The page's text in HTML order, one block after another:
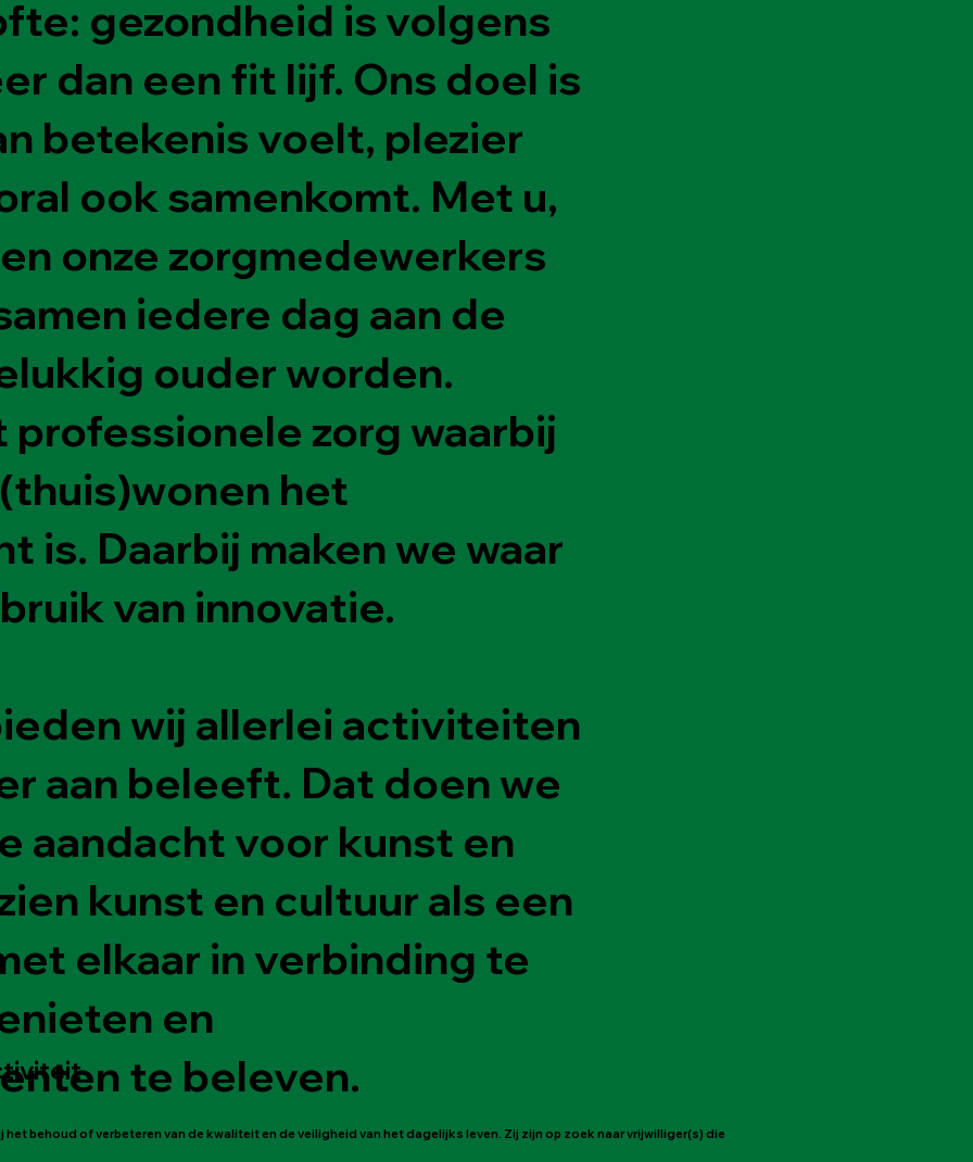
gezondheid is volgens
dan een fit lijf. Ons doel is
betekenis voelt, plezier
ook samenkomt. Met u,
onze zorgmedewerkers
iedere dag aan de
ouder worden.
zorg waarbij
het
is. Daarbij maken we waar
van innovatie.
wij allerlei activiteiten
aan beleeft. Dat doen we
aandacht voor kunst en
kunst en cultuur als een
elkaar in verbinding te
en
te beleven.
behoud of verbeteren van de kwaliteit en de veiligheid van het dagelijks leven. Zij zijn op zoek naar vrijwilliger(s) die